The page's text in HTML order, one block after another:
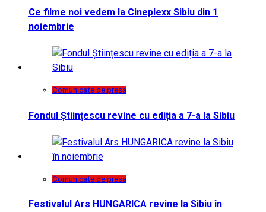
Ce filme noi vedem la Cineplexx Sibiu din 1
noiembrie
Comunicate de presa
Fondul Științescu revine cu ediția a 7-a la Sibiu
Comunicate de presa
Festivalul Ars HUNGARICA revine la Sibiu în